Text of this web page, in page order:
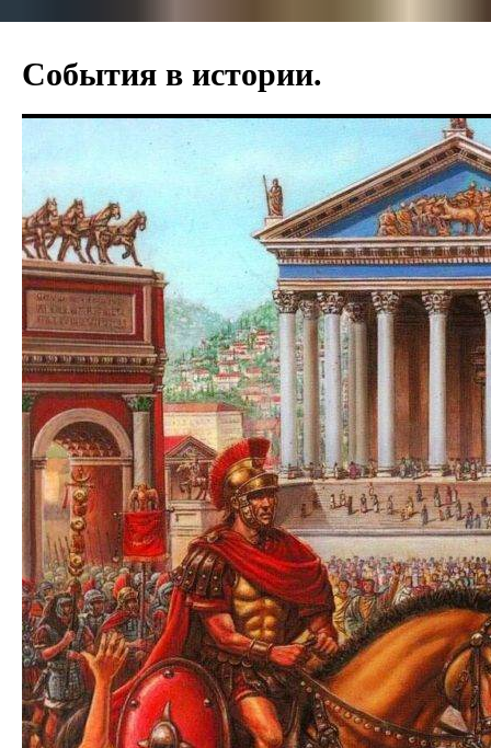
События в истории.